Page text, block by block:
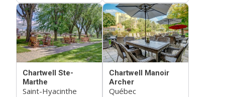
Chartwell Ste-
Marthe
Saint-Hyacinthe
Chartwell Manoir
Archer
Québec